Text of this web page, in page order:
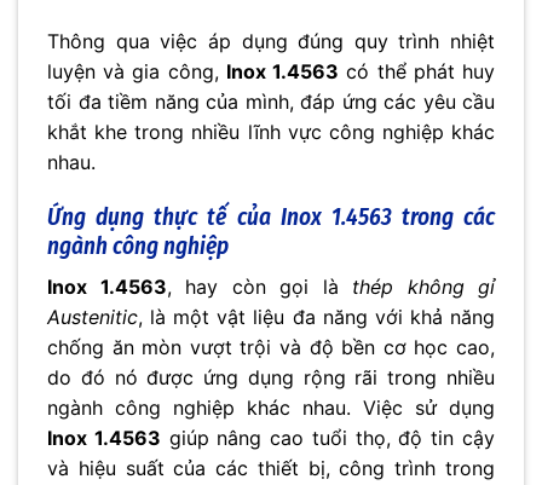
Thông qua việc áp dụng đúng quy trình nhiệt
luyện và gia công, Inox 1.4563 có thể phát huy
tối đa tiềm năng của mình, đáp ứng các yêu cầu
khắt khe trong nhiều lĩnh vực công nghiệp khác
nhau.
Ứng dụng thực tế của Inox 1.4563trong các
ngành công nghiệp
Inox 1.4563, hay còn gọi là thép không gỉ
Austenitic, là một vật liệu đa năng với khả năng
chống ăn mòn vượt trội và độ bền cơ học cao,
do đó nó được ứng dụng rộng rãi trong nhiều
ngành công nghiệp khác nhau. Việc sử dụng
Inox 1.4563 giúp nâng cao tuổi thọ, độ tin cậy
và hiệu suất của các thiết bị, công trình trong